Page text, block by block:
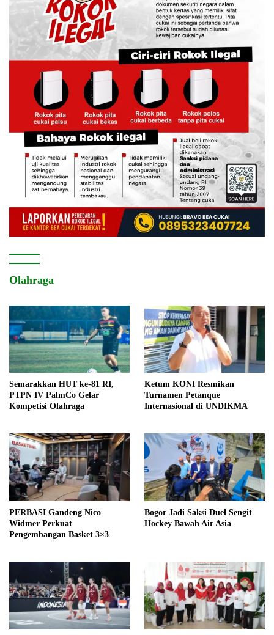
Olahraga
Semarakkan HUT ke-81 RI,
PTPN IV PalmCo Gelar
Kompetisi Olahraga
Ketum KONI Resmikan
Turnamen Petanque
Internasional di UNDIKMA
PERBASI Gandeng Nico
Widmer Perkuat
Pengembangan Basket 3×3
Bogor Jadi Saksi Duel Sengit
Hockey Bawah Air Asia